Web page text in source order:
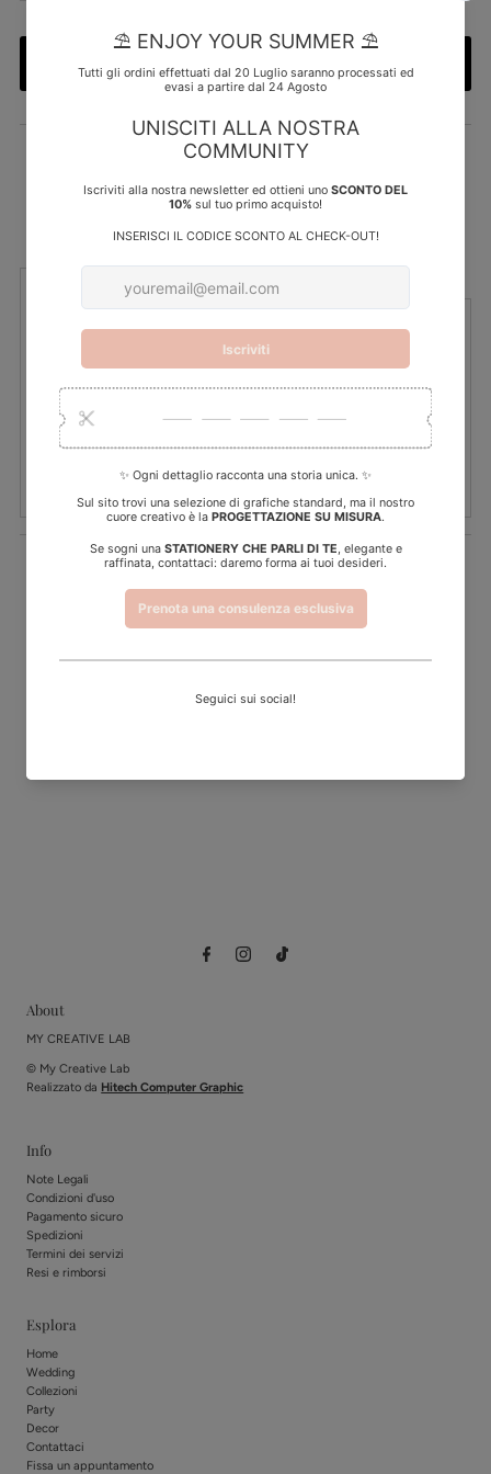
Ritiro disponibile presso la sede My Creative Lab
Visualizza i dettagli del negozio
I tuoi dati Tempi di consegna Personalizza la grafica
Dimensioni:16,1x13,9x6,1 cm
bauletto in vetro con vassoio portafedi in plexiglass
N.B. Il prodotto sarà fornito completo di nastrino in seta ma senza fiori.
La catenella potrebbe non essere presente
Recensioni Clienti
About
MY CREATIVE LAB
© My Creative Lab
Realizzato da Hitech Computer Graphic
Info
Note Legali
Condizioni d'uso
Pagamento sicuro
Spedizioni
Termini dei servizi
Resi e rimborsi
Esplora
Home
Wedding
Collezioni
Party
Decor
Contattaci
Fissa un appuntamento